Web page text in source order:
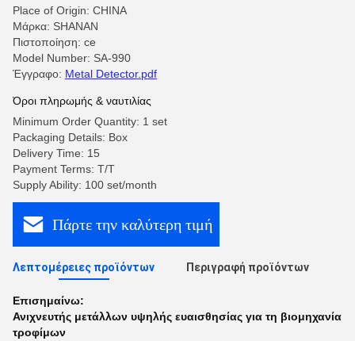
Place of Origin: CHINA
Μάρκα: SHANAN
Πιστοποίηση: ce
Model Number: SA-990
Έγγραφο: Metal Detector.pdf
Όροι πληρωμής & ναυτιλίας
Minimum Order Quantity: 1 set
Packaging Details: Box
Delivery Time: 15
Payment Terms: T/T
Supply Ability: 100 set/month
Πάρτε την καλύτερη τιμή
Λεπτομέρειες προϊόντων Περιγραφή προϊόντων
Επισημαίνω:
Ανιχνευτής μετάλλων υψηλής ευαισθησίας για τη βιομηχανία
τροφίμων